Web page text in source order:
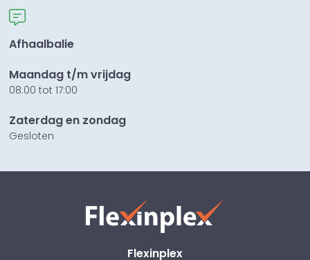
Afhaalbalie
Maandag t/m vrijdag
08:00 tot 17:00
Zaterdag en zondag
Gesloten
Flexinplex